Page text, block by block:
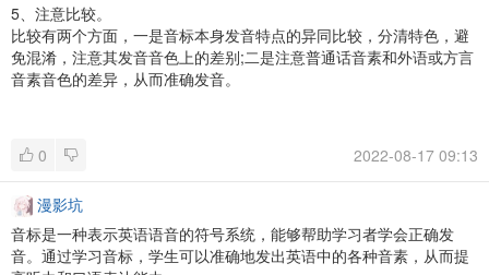
5、注意比较。
比较有两个方面，一是音标本身发音特点的异同比较，分清特色，避
免混淆，注意其发音音色上的差别;二是注意普通话音素和外语或方言
音素音色的差异，从而准确发音。
0 2022-08-17 09:13
漫影坑
音标是一种表示英语语音的符号系统，能够帮助学习者学会正确发
音。通过学习音标，学生可以准确地发出英语中的各种音素，从而提